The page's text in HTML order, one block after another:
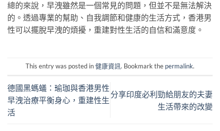
總的來說，早洩雖然是一個常見的問題，但並不是無法解決
的。透過專業的幫助、自我調節和健康的生活方式，香港男
性可以擺脫早洩的煩擾，重建對性生活的自信和滿意度。
This entry was posted in健康資訊. Bookmark the permalink.
德國黑螞蟻：瑜珈與香港男性
早洩治療平衡身心，重建性生
活
分享印度必利勁給朋友的夫妻
生活帶來的改變